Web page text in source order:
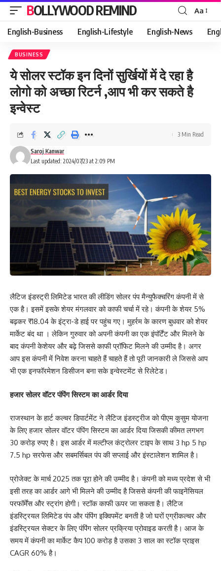
BOLLYWOOD REMIND
Font
Resizer
Aa
English-Business English-Lifestyle English-News
BUSINESS
ये सोलर स्टॉक इन दिनों सुर्खियों में दे रहा है
लोगो को अच्छा रिटर्न ,आप भी कर सकते है
इन्वेस्ट
Last updated: 2024/07/23 at 2:09 PM
Saroj Kanwar
3 Min Read
लैटिज इंडस्ट्री लिमिटेड भारत की लीडिंग सोलर पंप मैन्युफैक्चरिंग कंपनी में से
एक है। इसमें इसके शेयर मंगलवार को काफी चर्चा में रहे। कंपनी के शेयर 5%
बढ़कर ₹18.04 के इंट्रा-डे हाई पर पहुंच गए। मुहर्रम के कारण बुधवार को शेयर
मार्केट बंद था । लेकिन गुरुवार को अपनी कंपनी का एक इंपॉर्टेंट और मिलने के
बाद कंपनी केशेयर और बढ़े जिससे काफी प्रॉफिट मिलने की उम्मीद है। अगर
आप इस कंपनी में निवेश करना चाहते हैं चाहते हैं तो पूरी जानकारी ले जिससे आप
भी एक इनफॉरमेशन डिसीजन बना सके इन्वेस्टमेंट से रिलेटेड।
हजार सोलर वॉटर पंपिंग सिस्टम का आर्डर दिया
राजस्थान के हार्ट कल्चर डिपार्टमेंट ने लैटिज इंडस्ट्रीज को पीएम कुसुम योजना
के लिए हजार सोलर वॉटर पंपिंग सिस्टम का आर्डर दिया जिसकी कीमत लगभग
30 करोड़ रुपए है। इस आर्डर में मल्टीप्ल कंट्रोलर टाइप के साथ 3 hp 5 hp
7.5 hp सरफेस और सबमर्सिबल पंप की सप्लाई और इंस्टालेशन शामिल है।
प्रोजेक्ट के मार्च 2025 तक पूरा होने की उम्मीद है। कंपनी को मध्य प्रदेश से भी
इसी तरह का आर्डर आगे भी मिलने की उम्मीद है जिससे कंपनी की फाइनेंसियल
परफॉर्मेंस और स्ट्रांग होगी। स्टॉक काफी ऊपर जा सकता है। लैटिज
इंडस्ट्रियल लिमिटेड पंप और पंपिंग इक्विपमेंट बनती है जो घरों एग्रीकल्चर और
इंडस्ट्रियल सेक्टर के लिए पंपिंग सोलर प्रक्रिया प्रोवाइड करती है। आज के
समय में कंपनी का मार्केट कैप 100 करोड़ है उसका 3 साल का स्टॉक प्राइस
CAGR 60% है।